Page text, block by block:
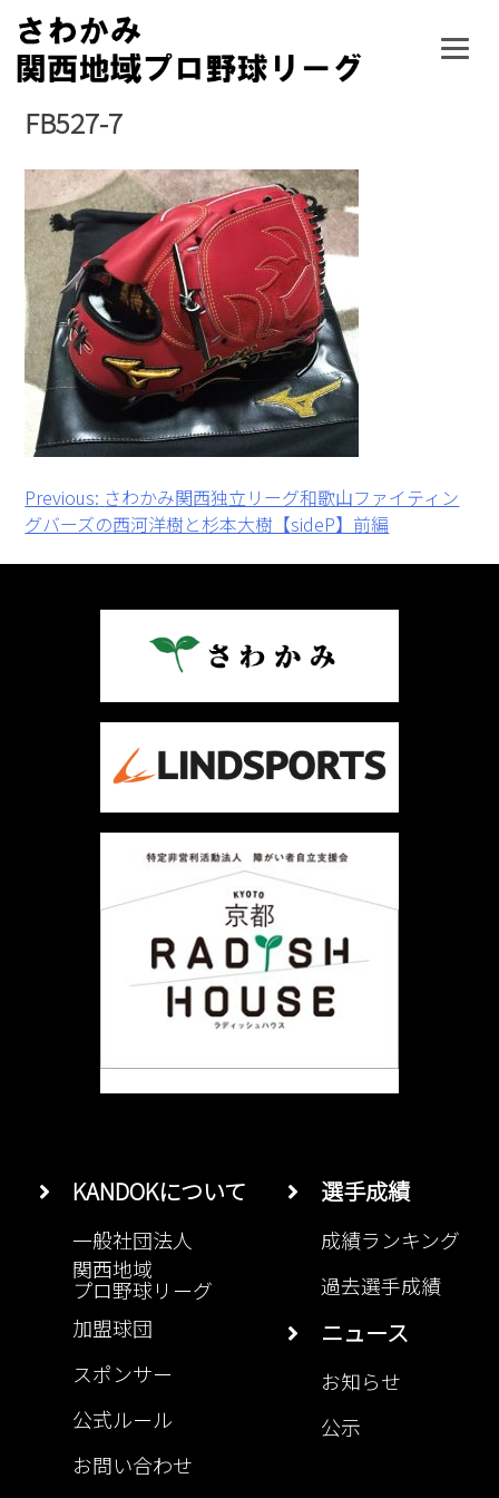
Skip
content
FB527-7
投
稿
Previous: さわかみ関西独立リーグ和歌山ファイティン
グバーズの西河洋樹と杉本大樹【sideP】前編
KANDOKについて
一般社団法人
関西地域
プロ野球リーグ
加盟球団
スポンサー
公式ルール
お問い合わせ
選手成績
成績ランキング
過去選手成績
ニュース
お知らせ
公示